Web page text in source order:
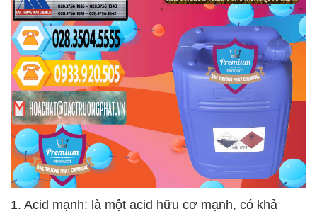
1. Acid mạnh: là một acid hữu cơ mạnh, có khả